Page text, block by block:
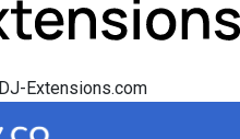
Extensions.com